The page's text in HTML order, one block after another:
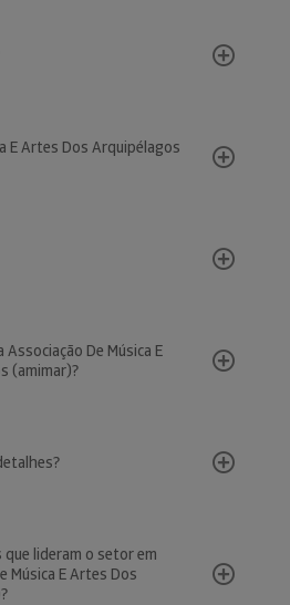
E Artes Dos Arquipélagos
De Música E
(amimar)?
que lideram o setor em
Música E Artes Dos